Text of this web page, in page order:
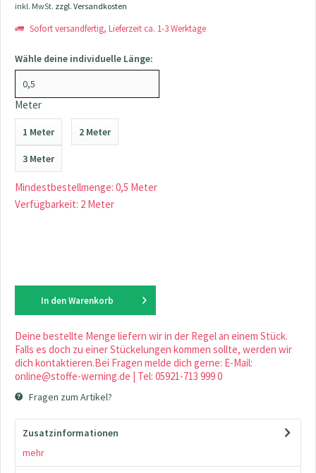
inkl. MwSt. zzgl. Versandkosten
Sofort versandfertig, Lieferzeit ca. 1-3 Werktage
Wähle deine individuelle Länge:
Meter
1 Meter 2 Meter
3 Meter
Mindestbestellmenge: 0,5 Meter
Verfügbarkeit: 2 Meter
In den Warenkorb
Deine bestellte Menge liefern wir in der Regel an einem Stück.
Falls es doch zu einer Stückelungen kommen sollte, werden wir
dich kontaktieren.Bei Fragen melde dich gerne: E-Mail:
online@stoffe-werning.de | Tel: 05921-713 999 0
Fragen zum Artikel?
Zusatzinformationen
mehr